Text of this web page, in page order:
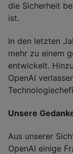
die Sicherheit
ist.
In den letzten
mehr zu einem
entwickelt.
OpenAI
Unsere
Aus unserer
OpenAI einige